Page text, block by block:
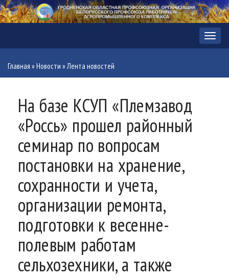
Меню
Главная »Новости »Лента новостей
На базе КСУП «Племзавод
«Россь» прошел районный
семинар по вопросам
постановки на хранение,
сохранности и учета,
организации ремонта,
подготовки к весенне-
полевым работам
сельхозехники, а также